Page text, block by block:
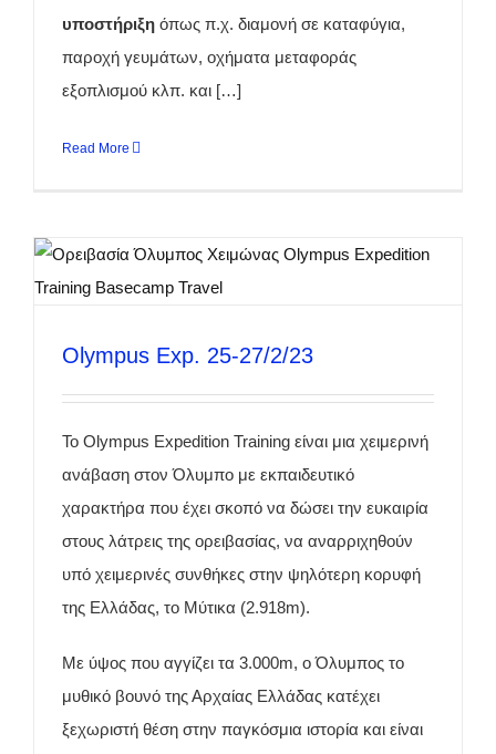
υποστήριξη όπως π.χ. διαμονή σε καταφύγια,
παροχή γευμάτων, οχήματα μεταφοράς
εξοπλισμού κλπ. και […]
Read More
Olympus Exp. 25-27/2/23
Το Olympus Expedition Training είναι μια χειμερινή
ανάβαση στον Όλυμπο με εκπαιδευτικό
χαρακτήρα που έχει σκοπό να δώσει την ευκαιρία
στους λάτρεις της ορειβασίας, να αναρριχηθούν
υπό χειμερινές συνθήκες στην ψηλότερη κορυφή
της Ελλάδας, το Μύτικα (2.918m).
Με ύψος που αγγίζει τα 3.000m, ο Όλυμπος το
μυθικό βουνό της Αρχαίας Ελλάδας κατέχει
ξεχωριστή θέση στην παγκόσμια ιστορία και είναι